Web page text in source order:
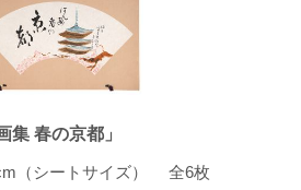
集 春の京都」
（シートサイズ） 全6枚